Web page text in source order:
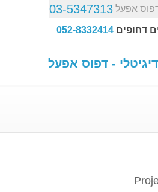
אפעל 03-5347313
דחופים 052-8332414